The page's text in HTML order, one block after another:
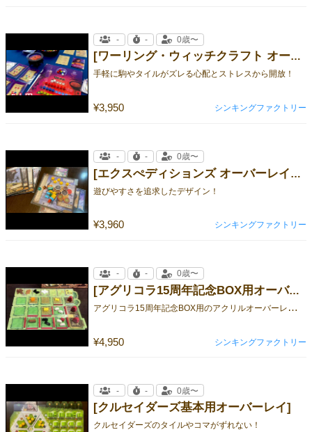
[ワーリング・ウィッチクラフト オーバーレイ 【個人ボード 5人用セット】]
手軽に駒やタイルがズレる心配とストレスから開放！
¥3,950
- - 0歳〜
シンキングファクトリー
[エクスぺディションズ オーバーレイ【個人ボード5人用セット】]
遊びやすさを追求したデザイン！
¥3,960
- - 0歳〜
シンキングファクトリー
[アグリコラ15周年記念BOX用オーバーレイ]
ア
グリコラ15周年記念BOX用のアクリルオーバーレイです！
¥4,950
- - 0歳〜
シンキングファクトリー
[クルセイダーズ基本用オーバーレイ]
クルセイダーズのタイルやコマがずれない！
- - 0歳〜